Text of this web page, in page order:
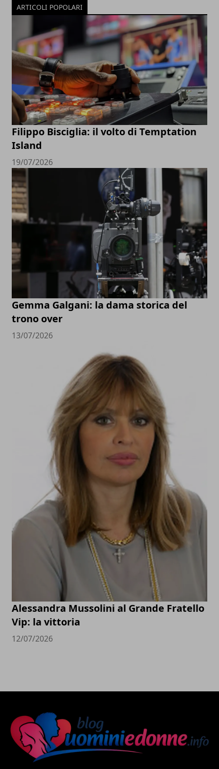
ARTICOLI POPOLARI
Filippo Bisciglia: il volto di Temptation
Island
19/07/2026
Gemma Galgani: la dama storica del
trono over
13/07/2026
Alessandra Mussolini al Grande Fratello
Vip: la vittoria
12/07/2026